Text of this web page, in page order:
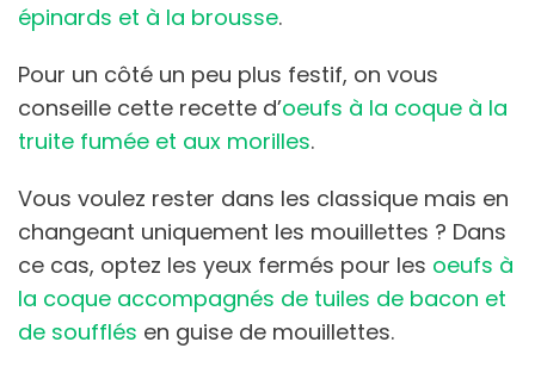
épinards et à la brousse.
Pour un côté un peu plus festif, on vous
conseille cette recette d’oeufs à la coque à la
truite fumée et aux morilles.
Vous voulez rester dans les classique mais en
changeant uniquement les mouillettes ? Dans
ce cas, optez les yeux fermés pour les oeufs à
la coque accompagnés de tuiles de bacon et
de soufflés en guise de mouillettes.